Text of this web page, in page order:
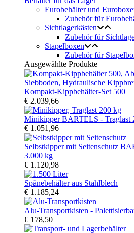
Eurobehälter und
Zubehör für
Sichtlagerkästen
Zubehör für
Stapelboxen
Zubehör für
Ausgewählte Produkte
Kompakt-Kippbehälter-Set 500
€ 2.039,66
Minikipper BARTELS - Traglast
€ 1.051,96
Selbstkipper mit Seitenschutz
3.000 kg
€ 1.120,98
Spänebehälter aus Stahlblech
€ 1.185,24
Alu-Transportkisten -
€ 178,50